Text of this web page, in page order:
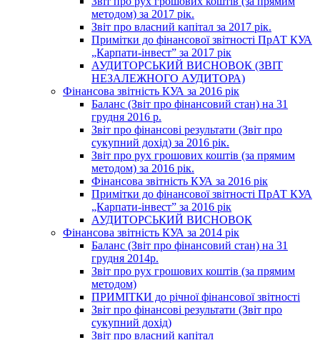
методом) за 2017 рік.
Звіт про власний капітал за 2017 рік.
Примітки до фінансової звітності ПрАТ КУА
„Карпати-інвест” за 2017 рік
АУДИТОРСЬКИЙ ВИСНОВОК (ЗВІТ
НЕЗАЛЕЖНОГО АУДИТОРА)
Фінансова звітність КУА за 2016 рік
Баланс (Звіт про фінансовий стан) на 31
грудня 2016 р.
Звіт про фінансові результати (Звіт про
сукупний дохід) за 2016 рік.
Звіт про рух грошових коштів (за прямим
методом) за 2016 рік.
Фінансова звітність КУА за 2016 рік
Примітки до фінансової звітності ПрАТ КУА
„Карпати-інвест” за 2016 рік
АУДИТОРСЬКИЙ ВИСНОВОК
Фінансова звітність КУА за 2014 рік
Баланс (Звіт про фінансовий стан) на 31
грудня 2014р.
Звіт про рух грошових коштів (за прямим
методом)
ПРИМІТКИ до річної фінансової звітності
Звіт про фінансові результати (Звіт про
сукупний дохід)
Звіт про власний капітал